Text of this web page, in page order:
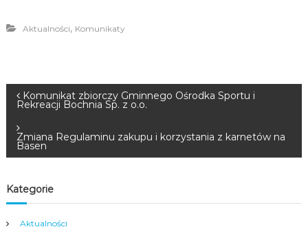
Aktualności, Komunikaty
N
a
w
i
g
Komunikat zbiorczy Gminnego Ośrodka Sportu i
Rekreacji Bochnia Sp. z o.o.
Zmiana Regulaminu zakupu i korzystania z karnetów na
Basen
Kategorie
Aktualności